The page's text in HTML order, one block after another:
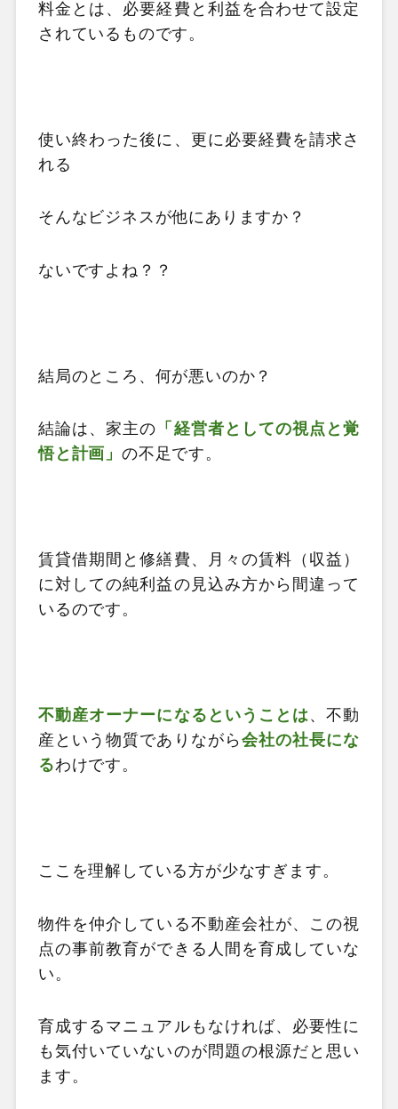
料金とは、必要経費と利益を合わせて設定
されているものです。
使い終わった後に、更に必要経費を請求さ
れる
そんなビジネスが他にありますか？
ないですよね？？
結局のところ、何が悪いのか？
結論は、家主の 「経営者としての視点と覚
悟と計画」 の不足です。
賃貸借期間と修繕費、月々の賃料（収益）
に対しての純利益の見込み方から間違って
いるのです。
不動産オーナーになるということは、不動
産という物質でありながら 会社の社長にな
るわけです。
ここを理解している方が少なすぎます。
物件を仲介している不動産会社が、この視
点の事前教育ができる人間を育成していな
い。
育成するマニュアルもなければ、必要性に
も気付いていないのが問題の根源だと思い
ます。